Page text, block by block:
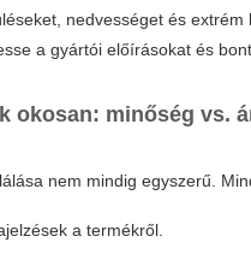
nedvességet és extrém
a gyártói előírásokat és
okosan: minőség vs.
nem mindig egyszerű.
a termékről.